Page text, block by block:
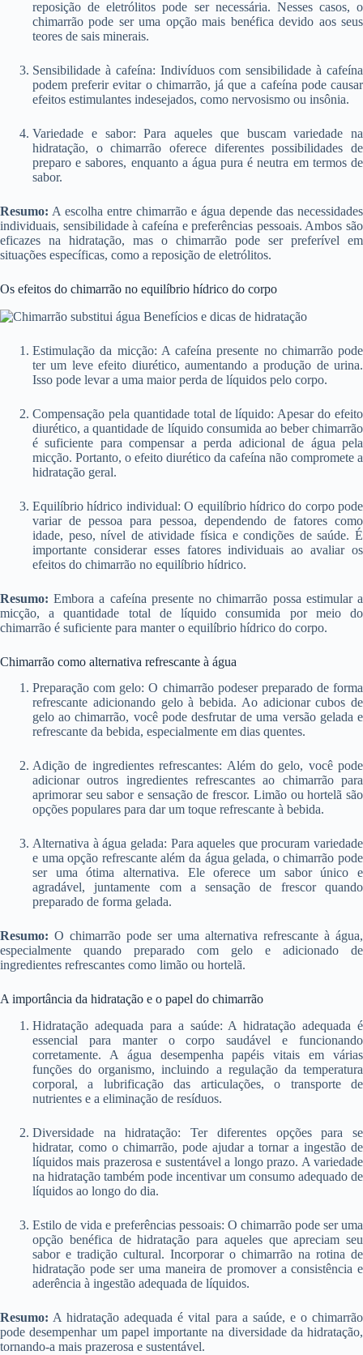
reposição de eletrólitos pode ser necessária. Nesses casos, o
chimarrão pode ser uma opção mais benéfica devido aos seus
teores de sais minerais.
Sensibilidade à cafeína: Indivíduos com sensibilidade à cafeína
podem preferir evitar o chimarrão, já que a cafeína pode causar
efeitos estimulantes indesejados, como nervosismo ou insônia.
Variedade e sabor: Para aqueles que buscam variedade na
hidratação, o chimarrão oferece diferentes possibilidades de
preparo e sabores, enquanto a água pura é neutra em termos de
sabor.
Resumo: A escolha entre chimarrão e água depende das necessidades
individuais, sensibilidade à cafeína e preferências pessoais. Ambos são
eficazes na hidratação, mas o chimarrão pode ser preferível em
situações específicas, como a reposição de eletrólitos.
Os efeitos do chimarrão no equilíbrio hídrico do corpo
Estimulação da micção: A cafeína presente no chimarrão pode
ter um leve efeito diurético, aumentando a produção de urina.
Isso pode levar a uma maior perda de líquidos pelo corpo.
Compensação pela quantidade total de líquido: Apesar do efeito
diurético, a quantidade de líquido consumida ao beber chimarrão
é suficiente para compensar a perda adicional de água pela
micção. Portanto, o efeito diurético da cafeína não compromete a
hidratação geral.
Equilíbrio hídrico individual: O equilíbrio hídrico do corpo pode
variar de pessoa para pessoa, dependendo de fatores como
idade, peso, nível de atividade física e condições de saúde. É
importante considerar esses fatores individuais ao avaliar os
efeitos do chimarrão no equilíbrio hídrico.
Resumo: Embora a cafeína presente no chimarrão possa estimular a
micção, a quantidade total de líquido consumida por meio do
chimarrão é suficiente para manter o equilíbrio hídrico do corpo.
Chimarrão como alternativa refrescante à água
Preparação com gelo: O chimarrão podeser preparado de forma
refrescante adicionando gelo à bebida. Ao adicionar cubos de
gelo ao chimarrão, você pode desfrutar de uma versão gelada e
refrescante da bebida, especialmente em dias quentes.
Adição de ingredientes refrescantes: Além do gelo, você pode
adicionar outros ingredientes refrescantes ao chimarrão para
aprimorar seu sabor e sensação de frescor. Limão ou hortelã são
opções populares para dar um toque refrescante à bebida.
Alternativa à água gelada: Para aqueles que procuram variedade
e uma opção refrescante além da água gelada, o chimarrão pode
ser uma ótima alternativa. Ele oferece um sabor único e
agradável, juntamente com a sensação de frescor quando
preparado de forma gelada.
Resumo: O chimarrão pode ser uma alternativa refrescante à água,
especialmente quando preparado com gelo e adicionado de
ingredientes refrescantes como limão ou hortelã.
A importância da hidratação e o papel do chimarrão
Hidratação adequada para a saúde: A hidratação adequada é
essencial para manter o corpo saudável e funcionando
corretamente. A água desempenha papéis vitais em várias
funções do organismo, incluindo a regulação da temperatura
corporal, a lubrificação das articulações, o transporte de
nutrientes e a eliminação de resíduos.
Diversidade na hidratação: Ter diferentes opções para se
hidratar, como o chimarrão, pode ajudar a tornar a ingestão de
líquidos mais prazerosa e sustentável a longo prazo. A variedade
na hidratação também pode incentivar um consumo adequado de
líquidos ao longo do dia.
Estilo de vida e preferências pessoais: O chimarrão pode ser uma
opção benéfica de hidratação para aqueles que apreciam seu
sabor e tradição cultural. Incorporar o chimarrão na rotina de
hidratação pode ser uma maneira de promover a consistência e
aderência à ingestão adequada de líquidos.
Resumo: A hidratação adequada é vital para a saúde, e o chimarrão
pode desempenhar um papel importante na diversidade da hidratação,
tornando-a mais prazerosa e sustentável.